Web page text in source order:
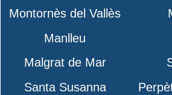
Montornès del Vallès
Manlleu
Malgrat de Mar
Santa Susanna